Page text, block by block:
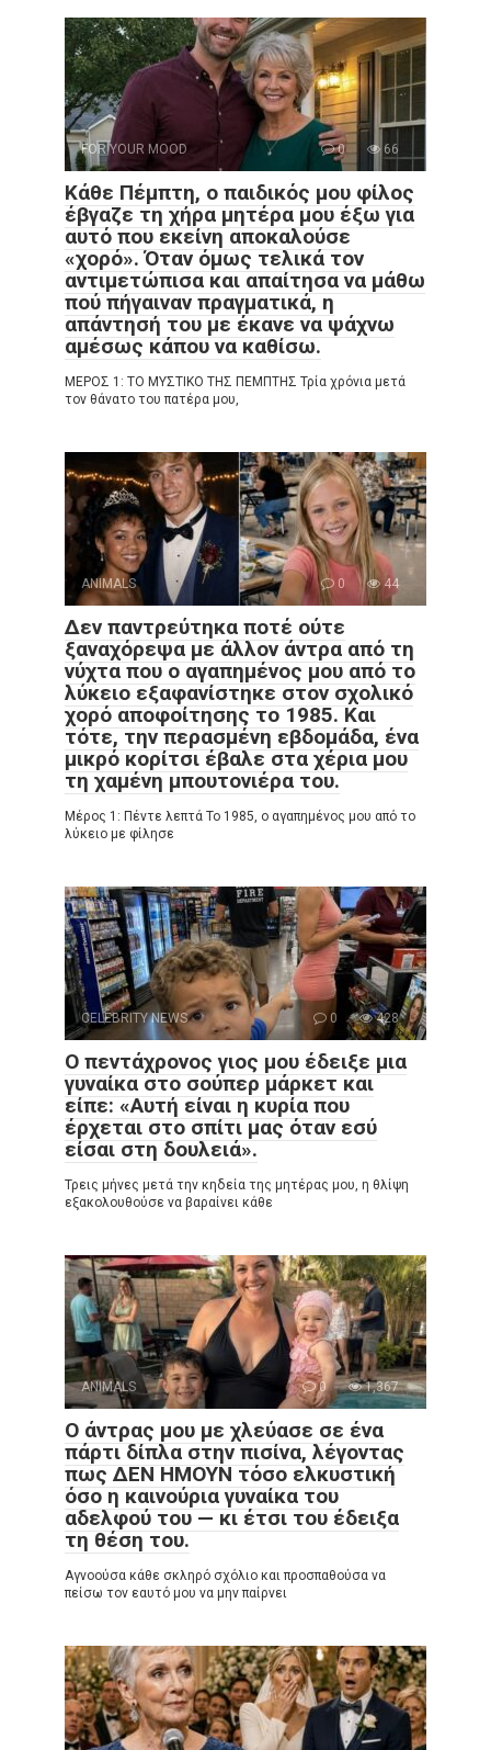
FOR YOUR MOOD 0 66
Κάθε Πέμπτη, ο παιδικός μου φίλος
έβγαζε τη χήρα μητέρα μου έξω για
αυτό που εκείνη αποκαλούσε
«χορό». Όταν όμως τελικά τον
αντιμετώπισα και απαίτησα να μάθω
πού πήγαιναν πραγματικά, η
απάντησή του με έκανε να ψάχνω
αμέσως κάπου να καθίσω.
ΜΕΡΟΣ 1: ΤΟ ΜΥΣΤΙΚΟ ΤΗΣ ΠΕΜΠΤΗΣ Τρία χρόνια μετά
τον θάνατο του πατέρα μου,
ANIMALS 0 44
Δεν παντρεύτηκα ποτέ ούτε
ξαναχόρεψα με άλλον άντρα από τη
νύχτα που ο αγαπημένος μου από το
λύκειο εξαφανίστηκε στον σχολικό
χορό αποφοίτησης το 1985. Και
τότε, την περασμένη εβδομάδα, ένα
μικρό κορίτσι έβαλε στα χέρια μου
τη χαμένη μπουτονιέρα του.
Μέρος 1: Πέντε λεπτά Το 1985, ο αγαπημένος μου από το
λύκειο με φίλησε
CELEBRITY NEWS 0 428
Ο πεντάχρονος γιος μου έδειξε μια
γυναίκα στο σούπερ μάρκετ και
είπε: «Αυτή είναι η κυρία που
έρχεται στο σπίτι μας όταν εσύ
είσαι στη δουλειά».
Τρεις μήνες μετά την κηδεία της μητέρας μου, η θλίψη
εξακολουθούσε να βαραίνει κάθε
ANIMALS 0 1,367
Ο άντρας μου με χλεύασε σε ένα
πάρτι δίπλα στην πισίνα, λέγοντας
πως ΔΕΝ ΗΜΟΥΝ τόσο ελκυστική
όσο η καινούρια γυναίκα του
αδελφού του — κι έτσι του έδειξα
τη θέση του.
Αγνοούσα κάθε σκληρό σχόλιο και προσπαθούσα να
πείσω τον εαυτό μου να μην παίρνει